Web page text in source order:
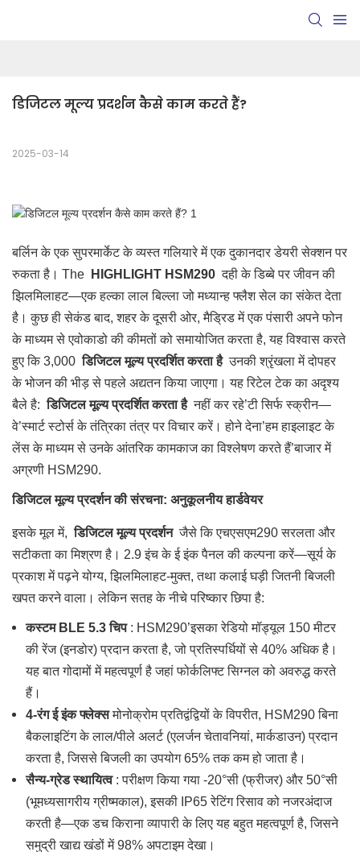
डिजिटल मूल्य प्रदर्शन कैसे काम करते हैं?
2025-03-14
बर्लिन के एक सुपरमार्केट के व्यस्त गलियारे में एक दुकानदार डेयरी सेक्शन पर
रुकता है। The
HIGHLIGHT HSM290 दही के डिब्बे पर जीवन की
झिलमिलाहट—एक हल्का लाल बिल्ला जो मध्यान्ह फ्लैश सेल का संकेत देता
है। कुछ ही सेकंड बाद, शहर के दूसरी ओर, मैड्रिड में एक पंसारी अपने फोन
के माध्यम से एवोकाडो की कीमतों को समायोजित करता है, यह विश्वास करते
हुए कि 3,000 डिजिटल मूल्य प्रदर्शित करता है उनकी श्रृंखला में दोपहर
के भोजन की भीड़ से पहले अद्यतन किया जाएगा। यह रिटेल टेक का अदृश्य
बैले है: डिजिटल मूल्य प्रदर्शित करता है नहीं कर रहे’टी सिर्फ स्क्रीन—
वे’स्मार्ट स्टोर्स के तंत्रिका तंत्र पर विचार करें। होने देना’हम हाइलाइट के
लेंस के माध्यम से उनके आंतरिक कामकाज का विश्लेषण करते हैं’बाजार में
अग्रणी HSM290.
डिजिटल मूल्य प्रदर्शन की संरचना: अनुकूलनीय हार्डवेयर
इसके मूल में, डिजिटल मूल्य प्रदर्शन जैसे कि एचएसएम290 सरलता और
सटीकता का मिश्रण है। 2.9 इंच के ई इंक पैनल की कल्पना करें—सूर्य के
प्रकाश में पढ़ने योग्य, झिलमिलाहट-मुक्त, तथा कलाई घड़ी जितनी बिजली
खपत करने वाला। लेकिन सतह के नीचे परिष्कार छिपा है:
कस्टम BLE 5.3 चिप : HSM290’इसका रेडियो मॉड्यूल 150 मीटर
की रेंज (इनडोर) प्रदान करता है, जो प्रतिस्पर्धियों से 40% अधिक है।
यह बात गोदामों में महत्वपूर्ण है जहां फोर्कलिफ्ट सिग्नल को अवरुद्ध करते
हैं।
4-रंग ई इंक फ्लेक्समोनोक्रोम प्रतिद्वंद्वियों के विपरीत, HSM290 बिना
बैकलाइटिंग के लाल/पीले अलर्ट (एलर्जन चेतावनियां, मार्कडाउन) प्रदान
करता है, जिससे बिजली का उपयोग 65% तक कम हो जाता है।
सैन्य-ग्रेड स्थायित्व : परीक्षण किया गया -20°सी (फ्रीजर) और 50°सी
(भूमध्यसागरीय ग्रीष्मकाल), इसकी IP65 रेटिंग रिसाव को नजरअंदाज
करती है—एक डच किराना व्यापारी के लिए यह बहुत महत्वपूर्ण है, जिसने
समुद्री खाद्य खंडों में 98% अपटाइम देखा।